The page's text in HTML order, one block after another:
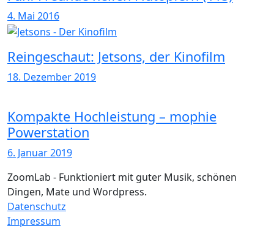
4. Mai 2016
Reingeschaut: Jetsons, der Kinofilm
18. Dezember 2019
Kompakte Hochleistung – mophie
Powerstation
6. Januar 2019
ZoomLab - Funktioniert mit guter Musik, schönen
Dingen, Mate und Wordpress.
Datenschutz
Impressum